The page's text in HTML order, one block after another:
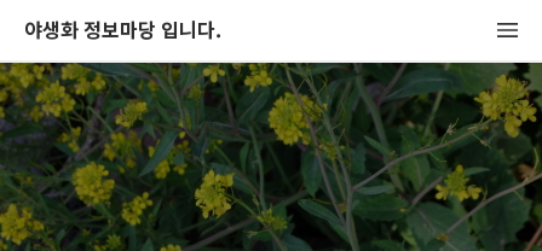
야생화 정보마당 입니다.